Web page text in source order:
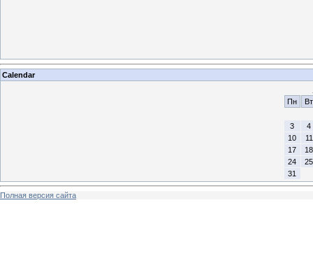
Calendar
Пн
Вт
3
4
10
11
17
18
24
25
31
Полная версия сайта